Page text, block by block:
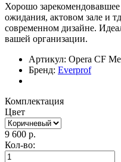
Хорошо
ожидания, актовом зале и
современном дизайне.
вашей организации.
Артикул: Opera CF
Бренд: Everprof
Комплектация
Цвет
9 600 р.
Кол-во: